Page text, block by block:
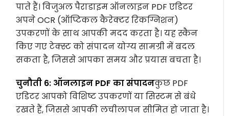
पाते हैं। विजुअल पैराडाइम ऑनलाइन PDF एडिटर
अपने OCR (ऑप्टिकल कैरेक्टर रिकग्निशन)
उपकरणों के साथ आपकी मदद करता है। यह स्कैन
किए गए टेक्स्ट को संपादन योग्य सामग्री में बदल
सकता है, जिससे आपका समय और प्रयास बचता है।
चुनौती 6: ऑनलाइन PDF का संपादनकुछ PDF
एडिटर आपको विशिष्ट उपकरणों या सिस्टम से बंधे
रखते हैं, जिससे आपकी लचीलापन सीमित हो जाता है।